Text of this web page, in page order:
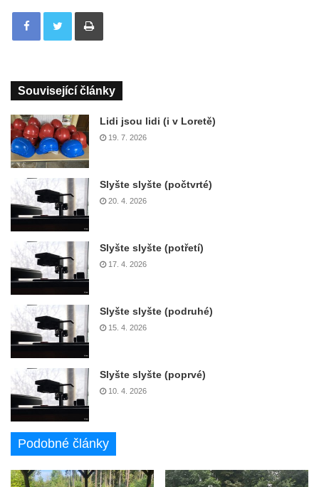
Tisknout
Související články
Lidi jsou lidi (i v Loretě)
19. 7. 2026
Slyšte slyšte (počtvrté)
20. 4. 2026
Slyšte slyšte (potřetí)
17. 4. 2026
Slyšte slyšte (podruhé)
15. 4. 2026
Slyšte slyšte (poprvé)
10. 4. 2026
Podobné články